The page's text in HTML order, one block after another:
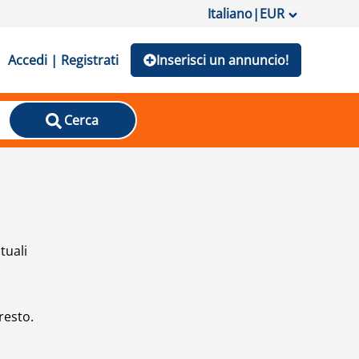
Italiano|EUR
Accedi | Registrati Inserisci un annuncio!
Cerca